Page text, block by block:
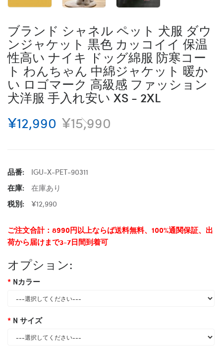
ブランド シャネル ペット 犬服 ダウ
ンジャケット 黒色 カッコイイ 保温
性高い ナイキ ドッグ綿服 防寒コー
ト わんちゃん 中綿ジャケット 暖か
い ロゴマーク 高級感 ファッション
犬洋服 手入れ安い XS - 2XL
¥12,990 ¥15,990
品番:
IGU-X-PET-90311
在庫:
在庫あり
税別:
¥12,990
ご注文合計：8990円以上ならば送料無料、100%通関保証、出
荷から届けまで3-7日間到着可
オプション:
Nカラー
N サイズ